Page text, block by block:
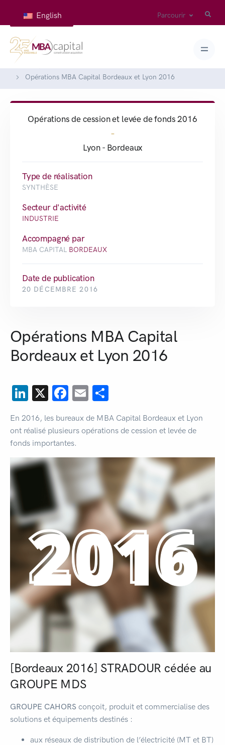
English Parcourir
Opérations MBA Capital Bordeaux et Lyon 2016
Opérations de cession et levée de fonds 2016
-
Lyon - Bordeaux
Type de réalisation
SYNTHÈSE
Secteur d'activité
INDUSTRIE
Accompagné par
MBA CAPITAL BORDEAUX
Date de publication
20 DÉCEMBRE 2016
Opérations MBA Capital
Bordeaux et Lyon 2016
LinkedIn
X Facebook
Email
En 2016, les bureaux de MBA Capital Bordeaux et Lyon
ont réalisé plusieurs opérations de cession et levée de
fonds importantes.
[Bordeaux 2016] STRADOUR cédée au
GROUPE MDS
GROUPE CAHORS conçoit, produit et commercialise des
solutions et équipements destinés :
aux réseaux de distribution de l’électricité (MT et BT)